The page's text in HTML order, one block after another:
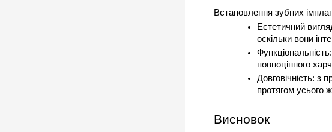
Встановлення зубних
Естетичний
оскільки вони
повноцінного
Довговічність: з
протягом усього
Висновок